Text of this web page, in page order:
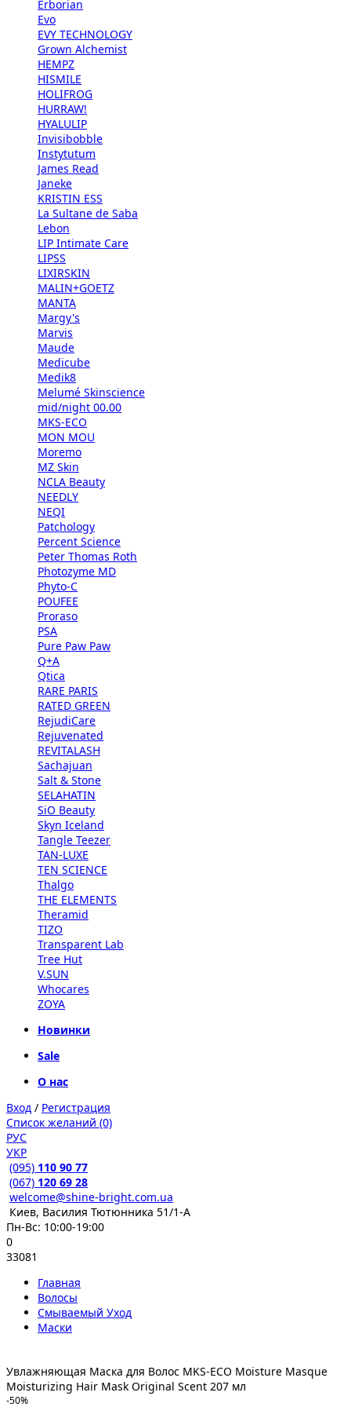
Erborian
Evo
EVY TECHNOLOGY
Grown Alchemist
HEMPZ
HISMILE
HOLIFROG
HURRAW!
HYALULIP
Invisibobble
Instytutum
James Read
Janeke
KRISTIN ESS
La Sultane de Saba
Lebon
LIP Intimate Care
LIPSS
LIXIRSKIN
MALIN+GOETZ
MANTA
Margy's
Marvis
Maude
Medicube
Medik8
Melumé Skinscience
mid/night 00.00
MKS-ECO
MON MOU
Moremo
MZ Skin
NCLA Beauty
NEEDLY
NEQI
Patchology
Percent Science
Peter Thomas Roth
Photozyme MD
Phyto-C
POUFEE
Proraso
PSA
Pure Paw Paw
Q+A
Qtica
RARE PARIS
RATED GREEN
RejudiCare
Rejuvenated
REVITALASH
Sachajuan
Salt & Stone
SELAHATIN
SiO Beauty
Skyn Iceland
Tangle Teezer
TAN-LUXE
TEN SCIENCE
Thalgo
THE ELEMENTS
Theramid
TIZO
Transparent Lab
Tree Hut
V.SUN
Whocares
ZOYA
Новинки
Sale
О нас
Вход / Регистрация
Список желаний (0)
РУС
УКР
(095) 110 90 77
(067) 120 69 28
welcome@shine-bright.com.ua
Киев, Василия Тютюнника 51/1-А
Пн-Вс: 10:00-19:00
0
33081
Главная
Волосы
Смываемый Уход
Маски
Увлажняющая Маска для Волос MKS-ECO Moisture Masque
Moisturizing Hair Mask Original Scent 207 мл
-50%